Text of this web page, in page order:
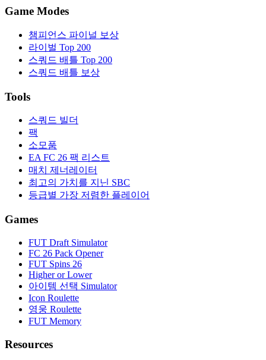
Game Modes
챔피언스 파이널 보상
라이벌 Top 200
스쿼드 배틀 Top 200
스쿼드 배틀 보상
Tools
스쿼드 빌더
팩
소모품
EA FC 26 팩 리스트
매치 제너레이터
최고의 가치를 지닌 SBC
등급별 가장 저렴한 플레이어
Games
FUT Draft Simulator
FC 26 Pack Opener
FUT Spins 26
Higher or Lower
아이템 선택 Simulator
Icon Roulette
영웅 Roulette
FUT Memory
Resources